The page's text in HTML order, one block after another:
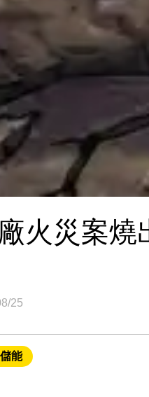
火災案燒
25
能